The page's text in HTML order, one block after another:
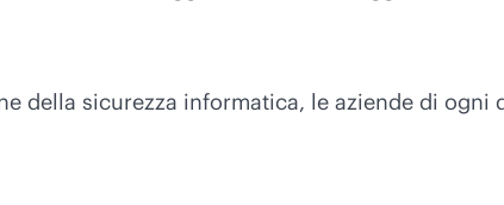
della sicurezza informatica, le aziende di ogni